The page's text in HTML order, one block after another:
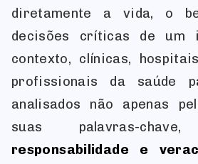
diretamente a vida, o
decisões críticas de um
contexto, clínicas,
profissionais da saúde
analisados não apenas
suas palavras-
responsabilidade e